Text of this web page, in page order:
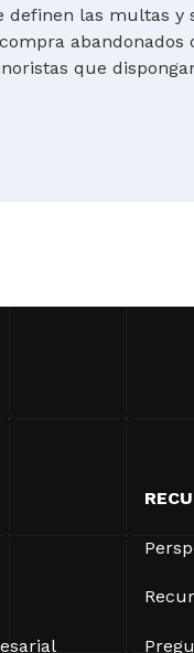
las multas y
abandonados
que